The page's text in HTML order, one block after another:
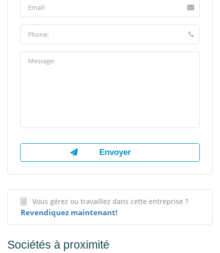
Vous gérez ou travaillez dans cette entreprise ?
Revendiquez maintenant!
Sociétés à proximité